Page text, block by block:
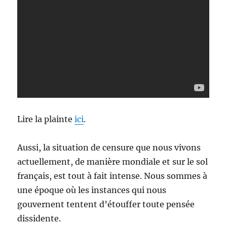
Lire la plainteici.
Aussi, la situation de censure que nous vivons
actuellement, de manière mondiale et sur le sol
français, est tout à fait intense. Nous sommes à
une époque où les instances qui nous
gouvernent tentent d’étouffer toute pensée
dissidente.